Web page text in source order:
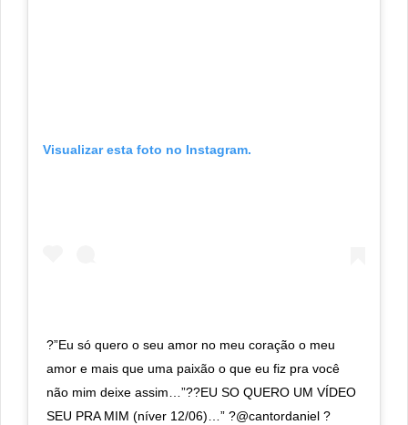
Visualizar esta foto no Instagram.
?”Eu só quero o seu amor no meu coração o meu
amor e mais que uma paixão o que eu fiz pra você
não mim deixe assim…”??EU SO QUERO UM VÍDEO
SEU PRA MIM (níver 12/06)…” ?@cantordaniel ?